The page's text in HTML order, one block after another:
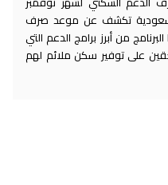
السعودية تكشف عن موعد صرف
من أبرز برامج الدعم التي
على توفير سكن ملائم لهم